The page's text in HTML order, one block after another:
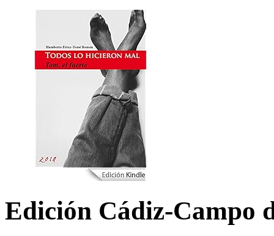
Edición Cádiz-Campo